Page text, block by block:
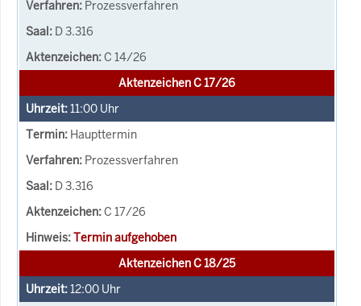
Prozessverfahren
D 3.316
C 14/26
Aktenzeichen C 17/26
11:00 Uhr
Haupttermin
Prozessverfahren
D 3.316
C 17/26
Termin aufgehoben
Aktenzeichen C 18/25
12:00 Uhr